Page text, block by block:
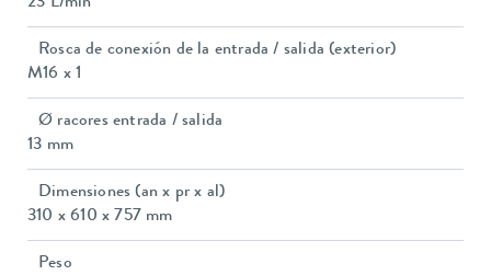
Rosca de conexión de la entrada / salida (exterior)
M16 x 1
Ø racores entrada / salida
13 mm
Dimensiones (an x pr x al)
310 x 610 x 757 mm
Peso